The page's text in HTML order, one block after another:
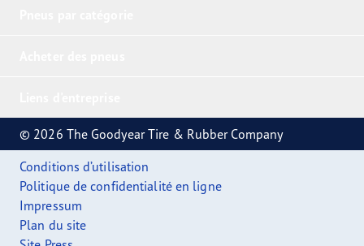
© 2026 The Goodyear Tire & Rubber Company
Conditions d’utilisation
Politique de confidentialité en ligne
Impressum
Plan du site